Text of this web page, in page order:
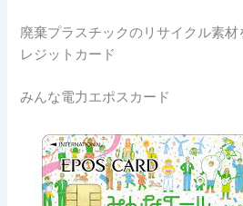
廃棄プラスチックのリサイクル素材
レジットカード
みんな電力エポスカード